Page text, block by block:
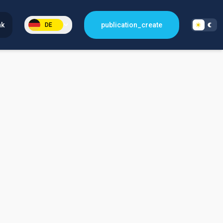
DE publication_create